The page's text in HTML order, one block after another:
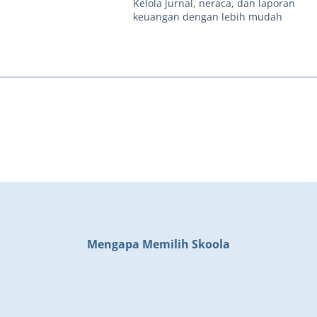
Kelola jurnal, neraca, dan laporan
keuangan dengan lebih mudah
Mengapa Memilih Skoola